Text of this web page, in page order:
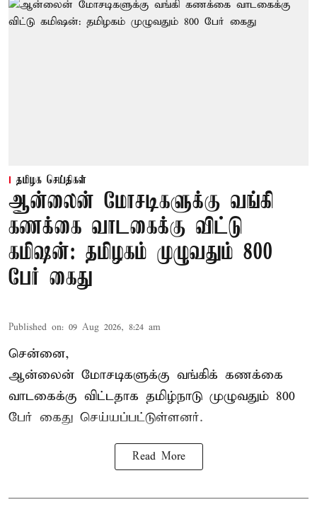
தமிழக செய்திகள்
ஆன்லைன் மோசடிகளுக்கு வங்கி
கணக்கை வாடகைக்கு விட்டு
கமிஷன்: தமிழகம் முழுவதும் 800
பேர் கைது
Published on: 09 Aug 2026, 8:24 am
சென்னை,
ஆன்லைன் மோசடிகளுக்கு வங்கிக் கணக்கை
வாடகைக்கு விட்டதாக தமிழ்நாடு முழுவதும் 800
பேர் கைது செய்யப்பட்டுள்ளனர்.
Read More